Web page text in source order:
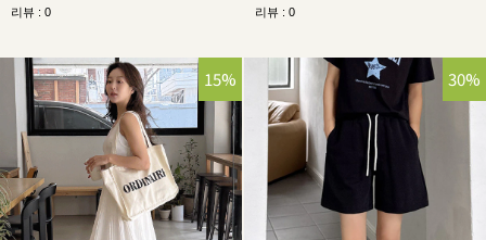
리뷰 : 0 리뷰 : 0
15% 30%